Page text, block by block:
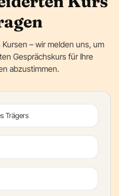
– wir melden uns, um
Gesprächskurs für Ihre
abzustimmen.
Trägers